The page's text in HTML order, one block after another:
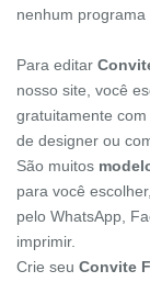
nenhum programa
Para editar
nosso site, você
gratuitamente
de designer ou
São muitos
para você
pelo WhatsApp,
imprimir.
Crie seu Convite